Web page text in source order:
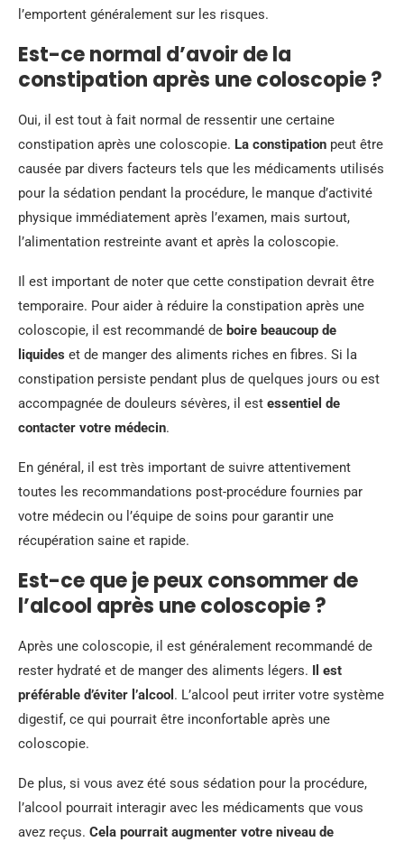
l’emportent généralement sur les risques.
Est-ce normal d’avoir de la
constipation après une coloscopie ?
Oui, il est tout à fait normal de ressentir une certaine
constipation après une coloscopie. La constipation peut être
causée par divers facteurs tels que les médicaments utilisés
pour la sédation pendant la procédure, le manque d’activité
physique immédiatement après l’examen, mais surtout,
l’alimentation restreinte avant et après la coloscopie.
Il est important de noter que cette constipation devrait être
temporaire. Pour aider à réduire la constipation après une
coloscopie, il est recommandé de boire beaucoup de
liquides et de manger des aliments riches en fibres. Si la
constipation persiste pendant plus de quelques jours ou est
accompagnée de douleurs sévères, il est essentiel de
contacter votre médecin.
En général, il est très important de suivre attentivement
toutes les recommandations post-procédure fournies par
votre médecin ou l’équipe de soins pour garantir une
récupération saine et rapide.
Est-ce que je peux consommer de
l’alcool après une coloscopie ?
Après une coloscopie, il est généralement recommandé de
rester hydraté et de manger des aliments légers.
Il est
préférable d’éviter l’alcool . L’alcool peut irriter votre système
digestif, ce qui pourrait être inconfortable après une
coloscopie.
De plus, si vous avez été sous sédation pour la procédure,
l’alcool pourrait interagir avec les médicaments que vous
avez reçus. Cela pourrait augmenter votre niveau de